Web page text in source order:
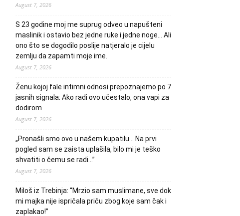
August 7, 2026
S 23 godine moj me suprug odveo u napušteni
maslinik i ostavio bez jedne ruke i jedne noge… Ali
ono što se dogodilo poslije natjeralo je cijelu
zemlju da zapamti moje ime.
August 7, 2026
Ženu kojoj fale intimni odnosi prepoznajemo po 7
jasnih signala: Ako radi ovo učestalo, ona vapi za
dodirom
August 7, 2026
„Pronašli smo ovo u našem kupatilu… Na prvi
pogled sam se zaista uplašila, bilo mi je teško
shvatiti o čemu se radi…”
August 7, 2026
Miloš iz Trebinja: “Mrzio sam muslimane, sve dok
mi majka nije ispričala priču zbog koje sam čak i
zaplakao!”